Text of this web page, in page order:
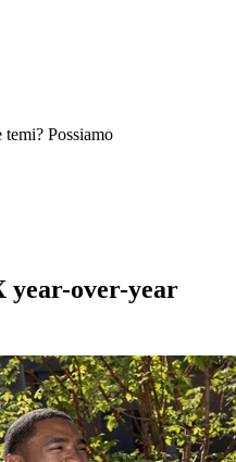
Possiamo
year-over-year